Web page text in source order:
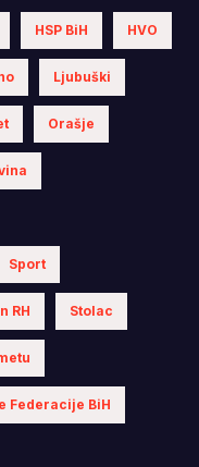
HSP BiH HVO
Ljubuški
Orašje
Sport
RH Stolac
Federacije BiH